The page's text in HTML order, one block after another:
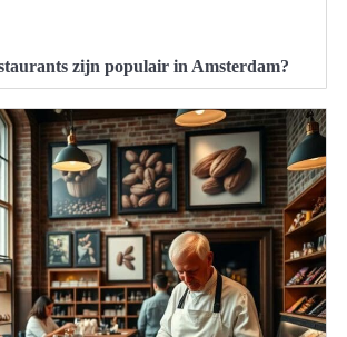
zijn populair in Amsterdam?